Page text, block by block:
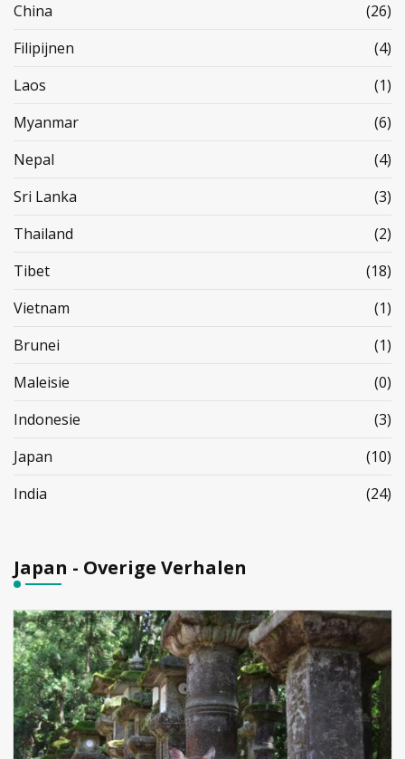
China
(26)
Filipijnen
(4)
Laos
(1)
Myanmar
(6)
Nepal
(4)
Sri Lanka
(3)
Thailand
(2)
Tibet
(18)
Vietnam
(1)
Brunei
(1)
Maleisie
(0)
Indonesie
(3)
Japan
(10)
India
(24)
Japan - Overige Verhalen